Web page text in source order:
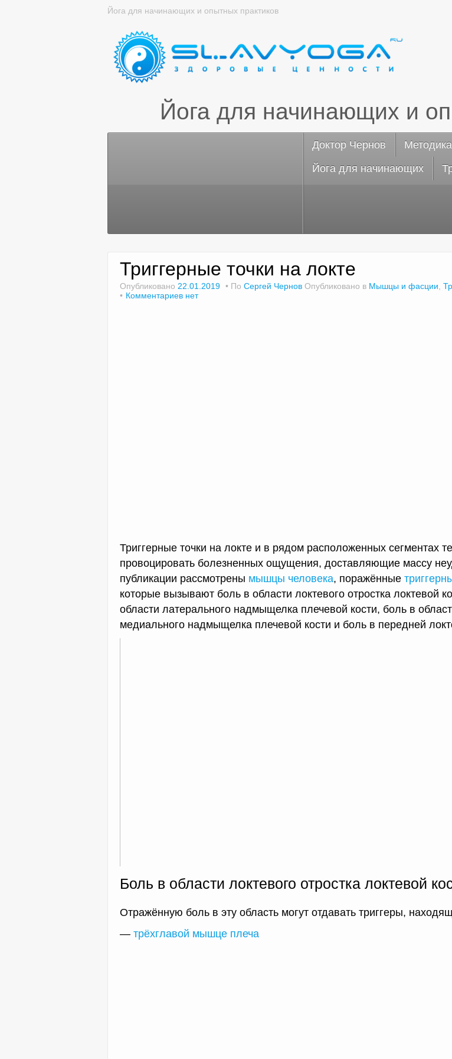
Йога для начинающих и опытных практиков
Йога для начинающих и
Доктор Чернов
Йога для начинающих
Триггерные точки на локте
Опубликовано 22.01.2019 По Сергей Чернов Опубликовано в Мышцы и фасции
Комментариев нет
Триггерные точки на локте и в рядом расположенных сегментах
провоцировать болезненных ощущения, доставляющие массу
публикации рассмотрены мышцы человека, поражённые
которые вызывают боль в области локтевого отростка локтевой
области латерального надмыщелка плечевой кости, боль в
медиального надмыщелка плечевой кости и боль в передней
Боль в области локтевого отростка локтевой
Отражённую боль в эту область могут отдавать триггеры,
— трёхглавой мышце плеча